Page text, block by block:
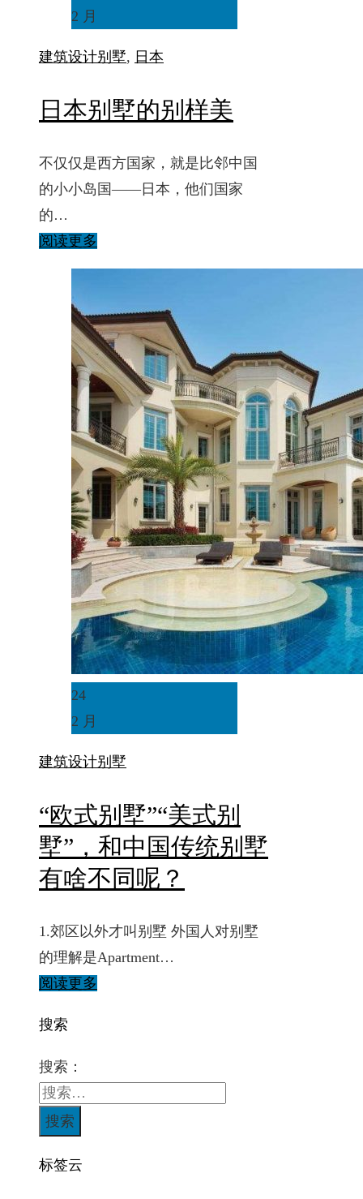
2 月
建筑设计别墅, 日本
日本别墅的别样美
不仅仅是西方国家，就是比邻中国
的小小岛国——日本，他们国家
的…
阅读更多
24
2 月
建筑设计别墅
“欧式别墅”“美式别
墅”，和中国传统别墅
有啥不同呢？
1.郊区以外才叫别墅 外国人对别墅
的理解是Apartment…
阅读更多
搜索
搜索：
标签云